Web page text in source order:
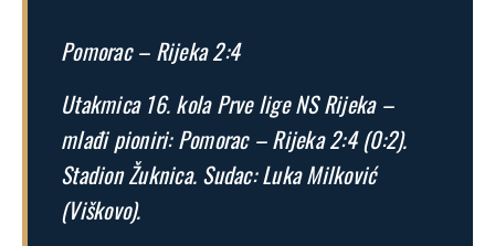
Pomorac – Rijeka 2:4
Utakmica 16. kola Prve lige NS Rijeka –
mlađi pioniri: Pomorac – Rijeka 2:4 (0:2).
Stadion Žuknica. Sudac: Luka Milković
(Viškovo).